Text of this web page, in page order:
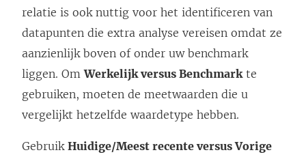
e
n
s
t
e
r
e
relatie is ook nuttig voor het identificeren van
datapunten die extra analyse vereisen omdat ze
aanzienlijk boven of onder uw benchmark
liggen. OmWerkelijk versus Benchmarkte
gebruiken, moeten de meetwaarden die u
vergelijkt hetzelfde waardetype hebben.
Gebruik Huidige/Meest recente versus Vorige